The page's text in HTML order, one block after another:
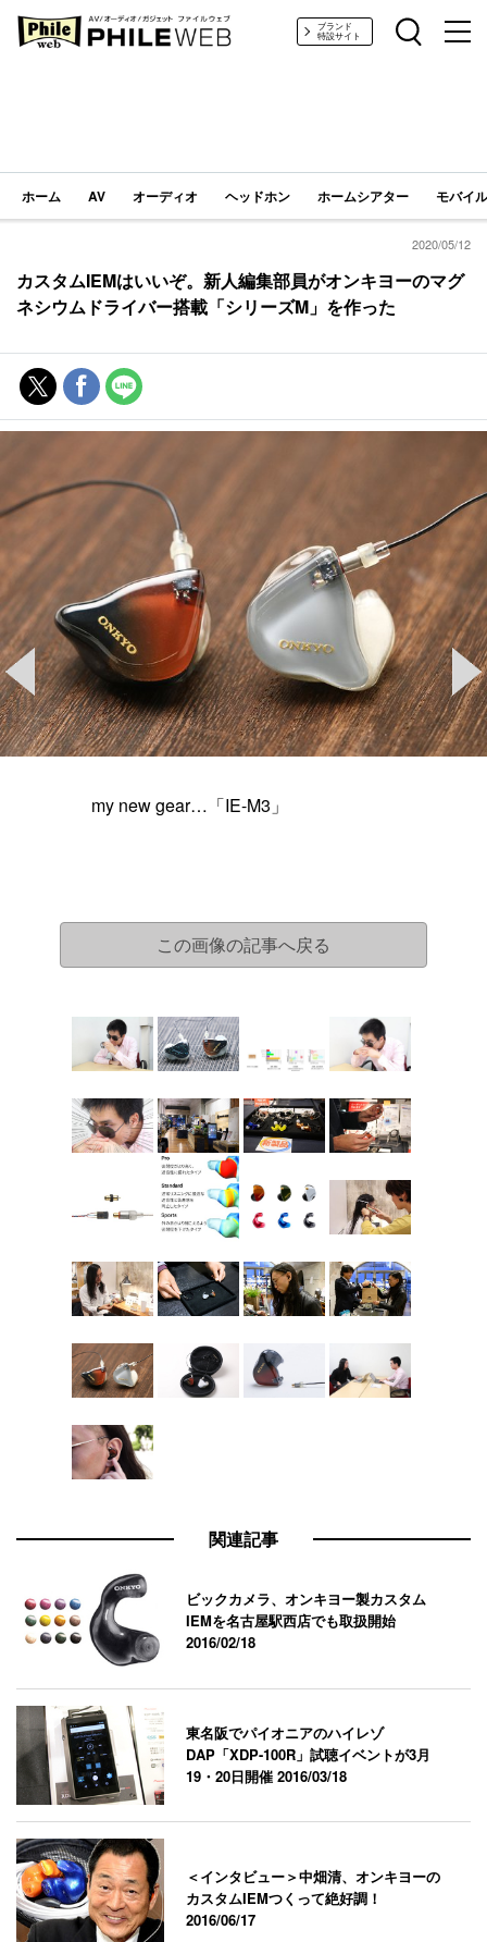
PHILE WEB｜AV/オーディオ/ガジェットブランド
特設サイト
ホーム AV オーディオ ヘッドホン ホームシアター モバイ
2020/05/12
カスタムIEMはいいぞ。新人編集部員がオンキヨーのマグ
ネシウムドライバー搭載「シリーズM」を作った
my new gear…「IE-M3」
この画像の記事へ戻る
関連記事
ビックカメラ、オンキヨー製カスタム
IEMを名古屋駅西店でも取扱開始
2016/02/18
東名阪でパイオニアのハイレゾ
DAP「XDP-100R」試聴イベントが3月
19・20日開催2016/03/18
＜インタビュー＞中畑清、オンキヨーの
カスタムIEMつくって絶好調！
2016/06/17